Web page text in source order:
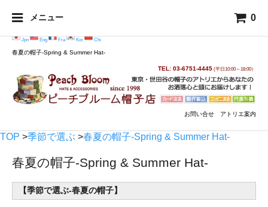
メニュー 0
Jpn Eng Fra Kor Chi
春夏の帽子-Spring & Summer Hat-
TEL: 03-6751-4445 (平日10:00～18:00）
お問い合せ アトリエ案内
TOP >季節で選ぶ >春夏の帽子-Spring & Summer Hat-
春夏の帽子-Spring & Summer Hat-
【季節で選ぶ-春夏の帽子】